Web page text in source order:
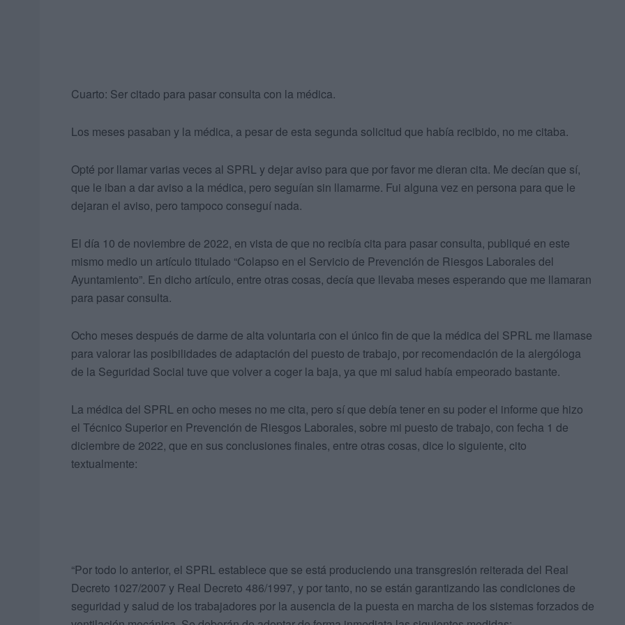
Cuarto: Ser citado para pasar consulta con la médica.
Los meses pasaban y la médica, a pesar de esta segunda solicitud que había recibido, no me citaba.
Opté por llamar varias veces al SPRL y dejar aviso para que por favor me dieran cita. Me decían que sí,
que le iban a dar aviso a la médica, pero seguían sin llamarme. Fui alguna vez en persona para que le
dejaran el aviso, pero tampoco conseguí nada.
El día 10 de noviembre de 2022, en vista de que no recibía cita para pasar consulta, publiqué en este
mismo medio un artículo titulado “Colapso en el Servicio de Prevención de Riesgos Laborales del
Ayuntamiento”. En dicho artículo, entre otras cosas, decía que llevaba meses esperando que me llamaran
para pasar consulta.
Ocho meses después de darme de alta voluntaria con el único fin de que la médica del SPRL me llamase
para valorar las posibilidades de adaptación del puesto de trabajo, por recomendación de la alergóloga
de la Seguridad Social tuve que volver a coger la baja, ya que mi salud había empeorado bastante.
La médica del SPRL en ocho meses no me cita, pero sí que debía tener en su poder el informe que hizo
el Técnico Superior en Prevención de Riesgos Laborales, sobre mi puesto de trabajo, con fecha 1 de
diciembre de 2022, que en sus conclusiones finales, entre otras cosas, dice lo siguiente, cito
textualmente:
“Por todo lo anterior, el SPRL establece que se está produciendo una transgresión reiterada del Real
Decreto 1027/2007 y Real Decreto 486/1997, y por tanto, no se están garantizando las condiciones de
seguridad y salud de los trabajadores por la ausencia de la puesta en marcha de los sistemas forzados de